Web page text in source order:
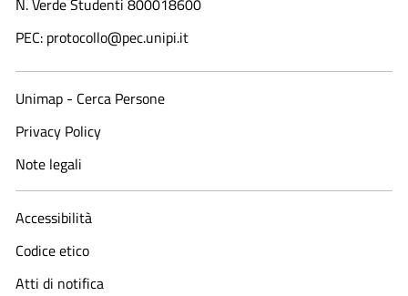
N. Verde Studenti 800018600​
PEC: protocollo@pec.unipi.it
Unimap - Cerca Persone
Privacy Policy
Note legali
Accessibilità
Codice etico
Atti di notifica